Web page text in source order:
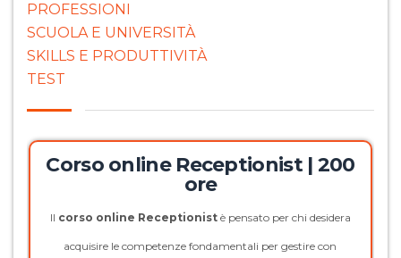
PROFESSIONI
SCUOLA E UNIVERSITÀ
SKILLS E PRODUTTIVITÀ
TEST
Corso online Receptionist | 200
ore
Il corso online Receptionistè pensato per chi desidera
acquisire le competenze fondamentali per gestire con